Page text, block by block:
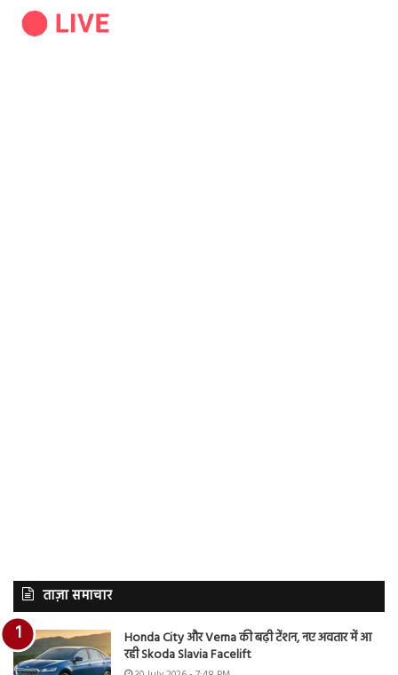
ताज़ा समाचार
Honda City और Verna की बढ़ी टेंशन, नए अवतार में आ
रही Skoda Slavia Facelift